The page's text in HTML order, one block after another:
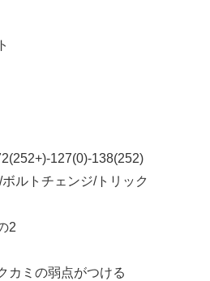
127(0)-138(252)
ルトチェンジ/トリック
2
カミの弱点がつける